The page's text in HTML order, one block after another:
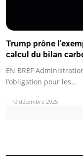
Trump prône
calcul du bilan
EN BREF
l’obligation pour les…
10 décembre 2025